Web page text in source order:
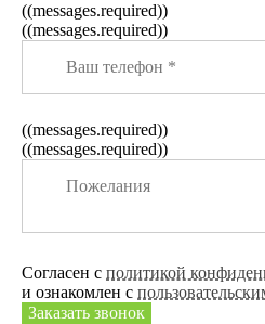
((messages.required))
((messages.required))
((messages.required))
((messages.required))
Согласен с политикой
и ознакомлен с
Заказать звонок